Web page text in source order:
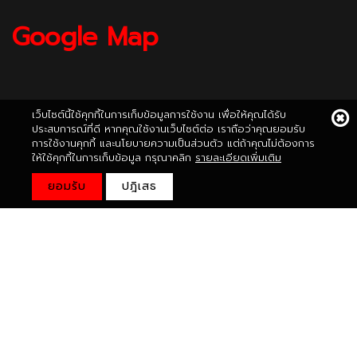
เว็บไซต์นี้ใช้คุกกี้ในการเก็บข้อมูลการใช้งาน เพื่อให้คุณได้รับ
ประสบการณ์ที่ดี หากคุณใช้งานเว็บไซต์ต่อ เราถือว่าคุณยอมรับ
การใช้งานคุกกี้ และนโยบายความเป็นส่วนตัว แต่ถ้าคุณไม่ต้องการ
ให้ใช้คุกกี้ในการเก็บข้อมูล กรุณาคลิก รายละเอียดเพิ่มเติม
ยอมรับ ปฎิเสธ
Google Map